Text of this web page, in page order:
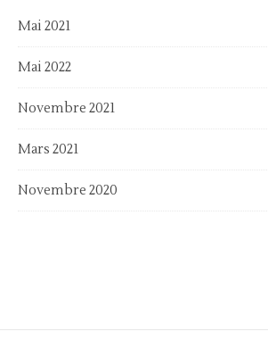
Mai 2021
Mai 2022
Novembre 2021
Mars 2021
Novembre 2020